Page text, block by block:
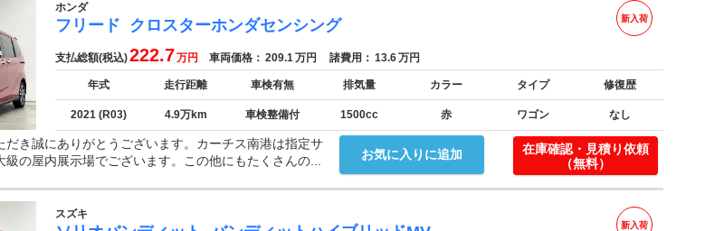
新入荷
ホンダ
フリード クロスターホンダセンシング
支払総額(税込)222.7万円 車両価格： 209.1万円 諸費用： 13.6万円
年式 走行距離 車検有無 排気量 カラー タイプ 修復歴
2021 (R03) 4.9万km 車検整備付 1500cc 赤 ワゴン なし
お気に入りに追加
だき誠にありがとうございます。カーチス南港は指定サ
の屋内展示場でございます。この他にもたくさんの...
在庫確認・見積り依頼
（無料）
新入荷
スズキ